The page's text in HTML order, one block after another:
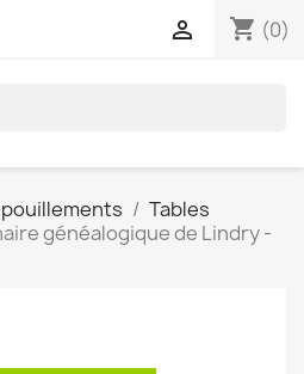
shopping_cart (0)

Tables
généalogique de Lindry -